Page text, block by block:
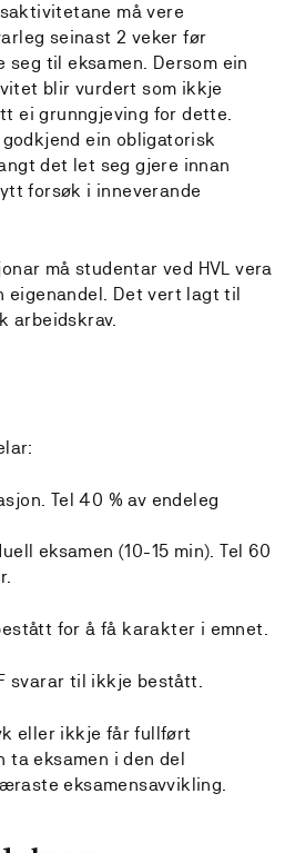
må vere
seinast 2 veker før
til eksamen. Dersom ein
blir vurdert som ikkje
ei grunngjeving for dette.
ein obligatorisk
det let seg gjere innan
forsøk i inneverande
må studentar ved HVL vera
eigenandel. Det vert lagt til
arbeidskrav.
Tel 40 % av endeleg
eksamen (10-15 min). Tel 60
for å få karakter i emnet.
svarar til ikkje bestått.
eller ikkje får fullført
ta eksamen i den del
eksamensavvikling.